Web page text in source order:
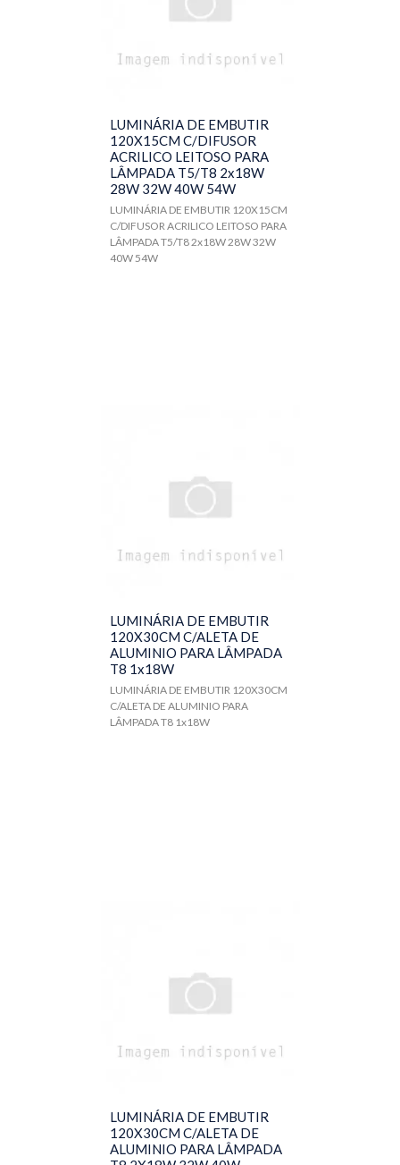
LUMINÁRIA DE EMBUTIR
120X15CM C/DIFUSOR
ACRILICO LEITOSO PARA
LÂMPADA T5/T8 2x18W
28W 32W 40W 54W
LUMINÁRIA DE EMBUTIR 120X15CM
C/DIFUSOR ACRILICO LEITOSO PARA
LÂMPADA T5/T8 2x18W 28W 32W
40W 54W
LUMINÁRIA DE EMBUTIR
120X30CM C/ALETA DE
ALUMINIO PARA LÂMPADA
T8 1x18W
LUMINÁRIA DE EMBUTIR 120X30CM
C/ALETA DE ALUMINIO PARA
LÂMPADA T8 1x18W
LUMINÁRIA DE EMBUTIR
120X30CM C/ALETA DE
ALUMINIO PARA LÂMPADA